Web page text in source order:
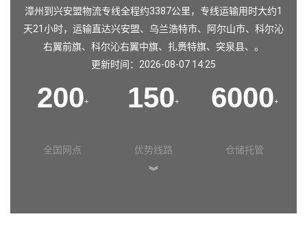
漳州到兴安盟物流专线全程约3387公里，专线运输用时大约1
天21小时，运输直达兴安盟、 乌兰浩特市、 阿尔山市、 科尔沁
右翼前旗、 科尔沁右翼中旗、 扎赉特旗、 突泉县、。
更新时间：2026-08-07 14:25
200+
全国网点
150+
优势线路
6000+
仓储托管
︾